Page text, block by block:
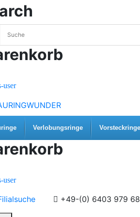
user
Verlobungsringe Vorsteckringe
user
+49-(0) 6403 979